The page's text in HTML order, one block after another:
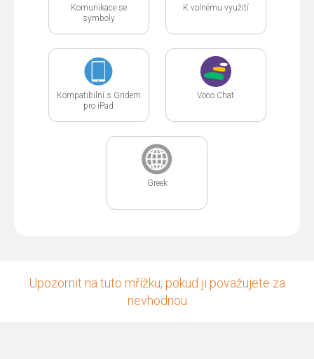
Komunikace se
symboly
K volnému využití
Kompatibilní s Gridem
pro iPad
Voco Chat
Greek
Upozornit na tuto mřížku, pokud ji považujete za
nevhodnou